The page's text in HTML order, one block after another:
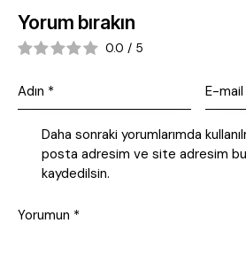
Yorum bırakın
0.0 / 5
Daha sonraki yorumlarımda
posta adresim ve site adresim bu
kaydedilsin.